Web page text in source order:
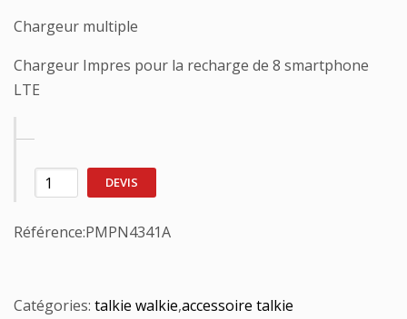
Chargeur multiple
Chargeur Impres pour la recharge de 8 smartphone
LTE
DEVIS
Référence:PMPN4341A
Catégories: talkie walkie,accessoire talkie